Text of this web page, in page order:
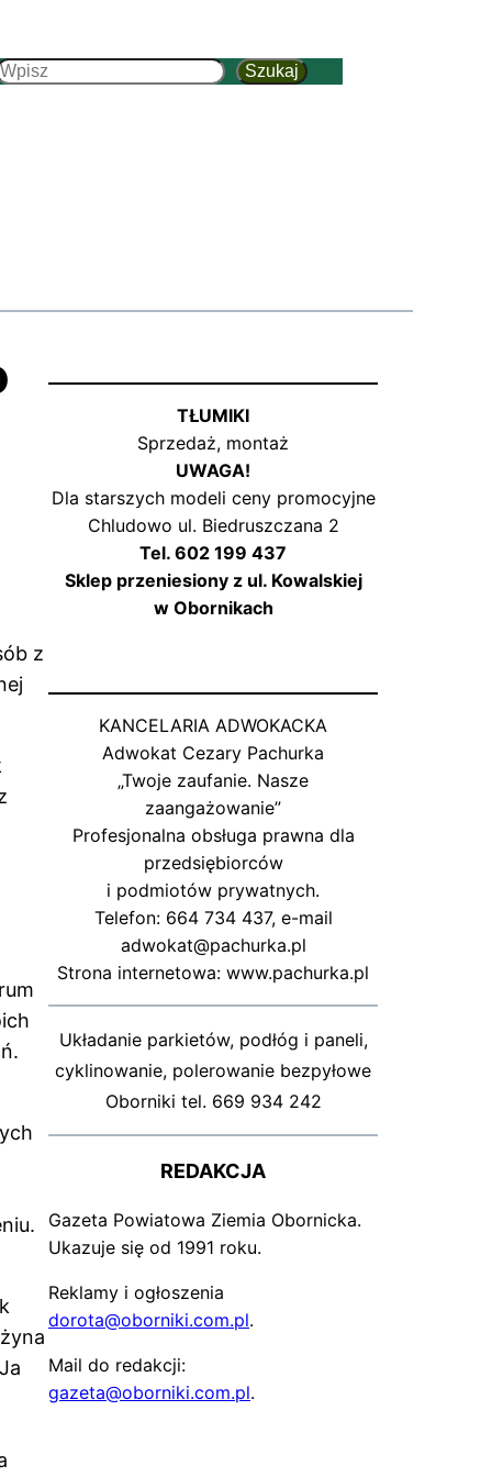
Szukaj
z
TŁUMIKI
Sprzedaż, montaż
UWAGA!
Dla starszych modeli ceny promocyjne
Chludowo ul. Biedruszczana 2
Tel. 602 199 437
Sklep przeniesiony z ul. Kowalskiej
w Obornikach
KANCELARIA ADWOKACKA
Adwokat Cezary Pachurka
„Twoje zaufanie. Nasze
zaangażowanie”
Profesjonalna obsługa prawna dla
przedsiębiorców
i podmiotów prywatnych.
Telefon: 664 734 437, e-mail
adwokat@pachurka.pl
Strona internetowa: www.pachurka.pl
Układanie parkietów, podłóg i paneli,
cyklinowanie, polerowanie bezpyłowe
Oborniki tel. 669 934 242
REDAKCJA
Gazeta Powiatowa Ziemia Obornicka.
Ukazuje się od 1991 roku.
Reklamy i ogłoszenia
dorota@oborniki.com.pl.
Mail do redakcji:
gazeta@oborniki.com.pl.